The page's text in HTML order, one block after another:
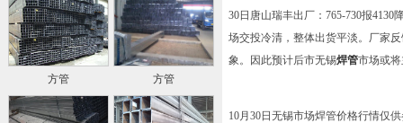
方管 方管
30日唐山瑞丰出厂：765-730报4130
场交投冷清，整体出货平淡。厂家
象。因此预计后市无锡焊管市场或
10月30日无锡市场焊管价格行情仅